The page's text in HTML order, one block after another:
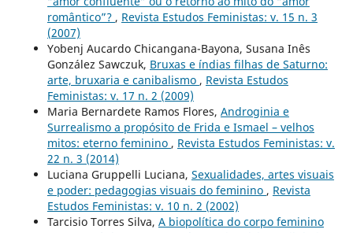
romântico”? , Revista Estudos Feministas: v. 15 n. 3
(2007)
Yobenj Aucardo Chicangana-Bayona, Susana Inês
González Sawczuk, Bruxas e índias filhas de Saturno:
arte, bruxaria e canibalismo , Revista Estudos
Feministas: v. 17 n. 2 (2009)
Maria Bernardete Ramos Flores, Androginia e
Surrealismo a propósito de Frida e Ismael – velhos
mitos: eterno feminino , Revista Estudos Feministas: v.
22 n. 3 (2014)
Luciana Gruppelli Luciana, Sexualidades, artes visuais
e poder: pedagogias visuais do feminino , Revista
Estudos Feministas: v. 10 n. 2 (2002)
Tarcisio Torres Silva, A biopolítica do corpo feminino